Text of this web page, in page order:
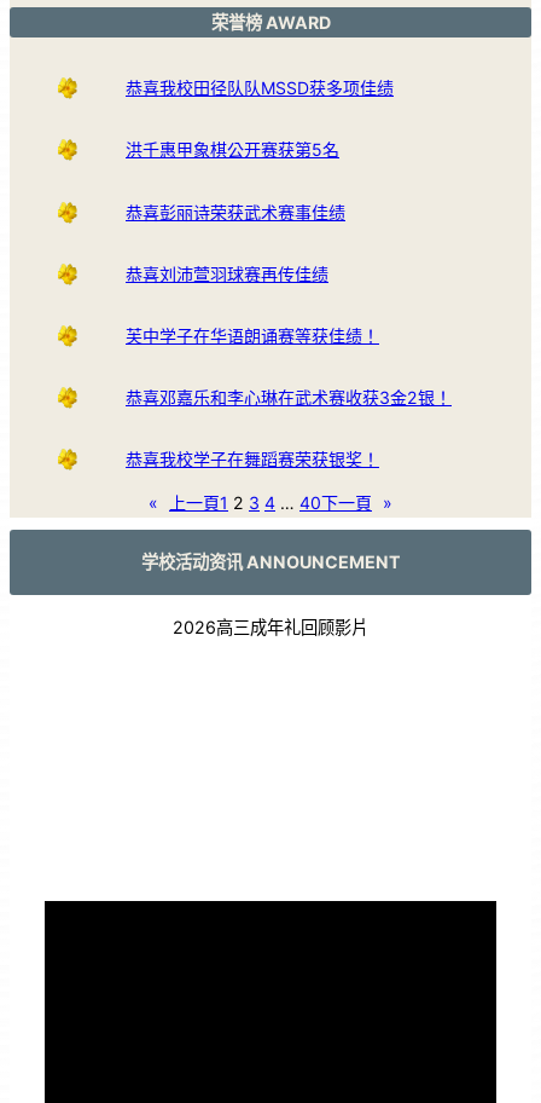
荣誉榜 AWARD
恭喜我校田径队队MSSD获多项佳绩
洪千惠甲象棋公开赛获第5名
恭喜彭丽诗荣获武术赛事佳绩
恭喜刘沛萱羽球赛再传佳绩
芙中学子在华语朗诵赛等获佳绩！
恭喜邓嘉乐和李心琳在武术赛收获3金2银！
恭喜我校学子在舞蹈赛荣获银奖！
« 上一頁1 2 3 4 … 40下一頁 »
学校活动资讯 ANNOUNCEMENT
2026高三成年礼回顾影片